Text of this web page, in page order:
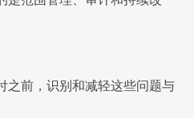
之前，识别和减轻这些问题与